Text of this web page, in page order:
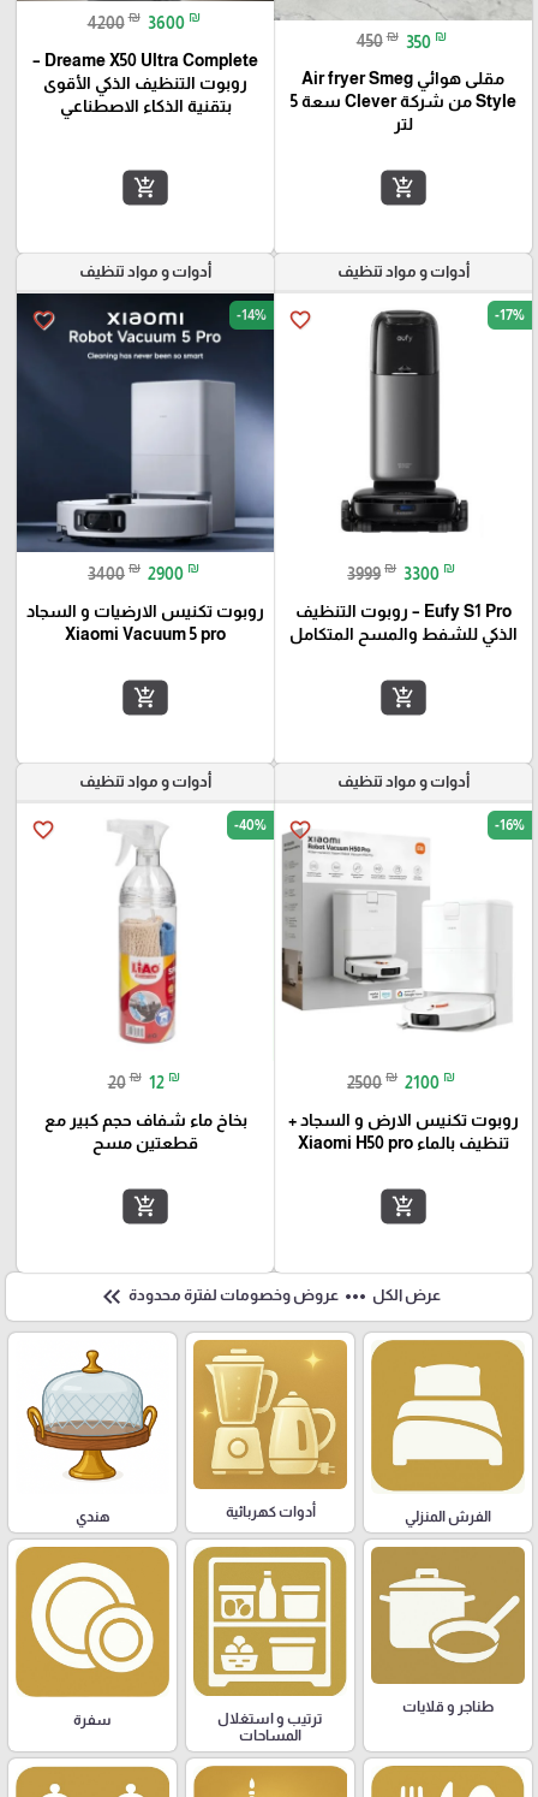
450 ₪ 350 ₪
مقلى هوائي Air fryer Smeg
Style من شركة Clever سعة 5
لتر
add_shopping_cart
4200 ₪ 3600 ₪
Dreame X50 Ultra Complete –
روبوت التنظيف الذكي الأقوى
بتقنية الذكاء الاصطناعي
add_shopping_cart
أدوات و مواد تنظيف
favorite_border -17%
3999 ₪ 3300 ₪
Eufy S1 Pro – روبوت التنظيف
الذكي للشفط والمسح المتكامل
add_shopping_cart
أدوات و مواد تنظيف
favorite_border -14%
3400 ₪ 2900 ₪
روبوت تكنيس الارضيات و السجاد
Xiaomi Vacuum 5 pro
add_shopping_cart
أدوات و مواد تنظيف
favorite_border -16%
2500 ₪ 2100 ₪
روبوت تكنيس الارض و السجاد +
تنظيف بالماء Xiaomi H50 pro
add_shopping_cart
أدوات و مواد تنظيف
favorite_border -40%
20 ₪ 12 ₪
بخاخ ماء شفاف حجم كبير مع
قطعتين مسح
add_shopping_cart
عرض الكل more_horiz عروض وخصومات لفترة محدودة keyboard_double_arrow_left
الفرش المنزلي أدوات كهربائية هندي
طناجر و قلايات
ترتيب و استغلال
المساحات
سفرة